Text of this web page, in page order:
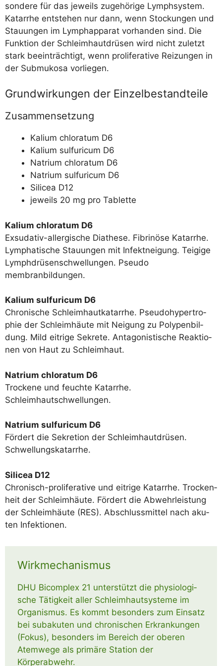
son­de­re für das jeweils zuge­hö­ri­ge Lymph­sys­tem.
Katar­rhe ent­ste­hen nur dann, wenn Sto­ckun­gen und
Stau­un­gen im Lymph­ap­pa­rat vor­han­den sind. Die
Funk­ti­on der Schleim­haut­drü­sen wird nicht zuletzt
stark beein­träch­tigt, wenn pro­li­fe­ra­ti­ve Rei­zun­gen in
der Sub­mu­ko­sa vorliegen.
Grundwirkungen der Einzelbestandteile
Zusammensetzung
Kali­um chlor­a­tum D6
Kali­um sul­fu­ricum D6
Natri­um chlor­a­tum D6
Natri­um sul­fu­ricum D6
Sili­cea D12
jeweils 20 mg pro Tablette
Kali­um chlor­a­tum D6
Exsu­da­tiv-all­er­gi­sche Dia­the­se. Fibri­nö­se Katar­rhe.
Lympha­ti­sche Stau­un­gen mit Infekt­nei­gung. Tei­gi­ge
Lymph­drü­sen­schwel­lun­gen. Pseu­do
membranbildungen.
Kali­um sul­fu­ricum D6
Chro­ni­sche Schleim­haut­ka­tar­rhe. Pseu­do­hy­per­tro­
phie der Schleim­häu­te mit Nei­gung zu Poly­pen­bil­
dung. Mild eit­ri­ge Sekre­te. Ant­ago­nis­ti­sche Reak­tio­
nen von Haut zu Schleimhaut.
Natri­um chlor­a­tum D6
Tro­cke­ne und feuch­te Katar­rhe.
Schleimhautschwellungen.
Natri­um sul­fu­ricum D6
För­dert die Sekre­ti­on der Schleim­haut­drü­sen.
Schwellungskatarrhe.
Sili­cea D12
Chro­nisch-pro­li­fe­ra­ti­ve und eit­ri­ge Katar­rhe. Tro­cken­
heit der Schleim­häu­te. För­dert die Abwehr­leis­tung
der Schleim­häu­te (RES). Abschluss­mit­tel nach aku­
ten Infektionen.
Wirkmechanismus
DHU Bicom­plex 21 unter­stützt die phy­sio­lo­gi­
sche Tätig­keit aller Schleim­haut­sys­te­me im
Orga­nis­mus. Es kommt beson­ders zum Ein­satz
bei sub­aku­ten und chro­ni­schen Erkran­kun­gen
(Fokus), beson­ders im Bereich der obe­ren
Atem­we­ge als pri­mä­re Sta­ti­on der
Körperabwehr.